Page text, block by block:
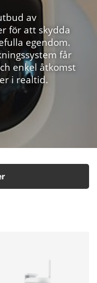
av
för att skydda
egendom.
får
enkel åtkomst
i realtid.